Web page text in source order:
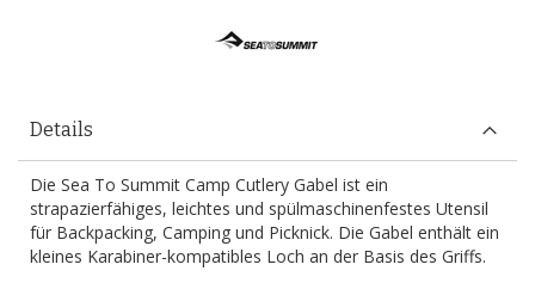
Details
Die Sea To Summit Camp Cutlery Gabel ist ein
strapazierfähiges, leichtes und spülmaschinenfestes Utensil
für Backpacking, Camping und Picknick. Die Gabel enthält ein
kleines Karabiner-kompatibles Loch an der Basis des Griffs.